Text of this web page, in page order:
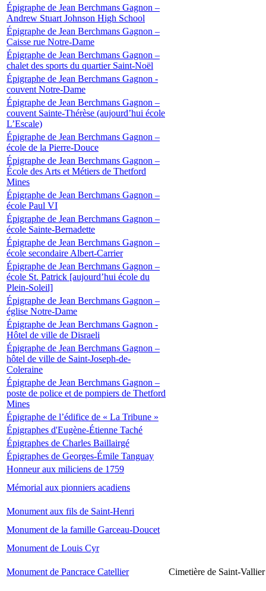
Épigraphe de Jean Berchmans Gagnon –
Andrew Stuart Johnson High School
Épigraphe de Jean Berchmans Gagnon –
Caisse rue Notre-Dame
Épigraphe de Jean Berchmans Gagnon –
chalet des sports du quartier Saint-Noël
Épigraphe de Jean Berchmans Gagnon -
couvent Notre-Dame
Épigraphe de Jean Berchmans Gagnon –
couvent Sainte-Thérèse (aujourd’hui école
L’Escale)
Épigraphe de Jean Berchmans Gagnon –
école de la Pierre-Douce
Épigraphe de Jean Berchmans Gagnon –
École des Arts et Métiers de Thetford
Mines
Épigraphe de Jean Berchmans Gagnon –
école Paul VI
Épigraphe de Jean Berchmans Gagnon –
école Sainte-Bernadette
Épigraphe de Jean Berchmans Gagnon –
école secondaire Albert-Carrier
Épigraphe de Jean Berchmans Gagnon –
école St. Patrick [aujourd’hui école du
Plein-Soleil]
Épigraphe de Jean Berchmans Gagnon –
église Notre-Dame
Épigraphe de Jean Berchmans Gagnon -
Hôtel de ville de Disraeli
Épigraphe de Jean Berchmans Gagnon –
hôtel de ville de Saint-Joseph-de-
Coleraine
Épigraphe de Jean Berchmans Gagnon –
poste de police et de pompiers de Thetford
Mines
Épigraphe de l’édifice de « La Tribune »
Épigraphes d'Eugène-Étienne Taché
Épigraphes de Charles Baillairgé
Épigraphes de Georges-Émile Tanguay
Honneur aux miliciens de 1759
Mémorial aux pionniers acadiens
Monument aux fils de Saint-Henri
Monument de la famille Garceau-Doucet
Monument de Louis Cyr
Monument de Pancrace Catellier Cimetière de Saint-Vallier